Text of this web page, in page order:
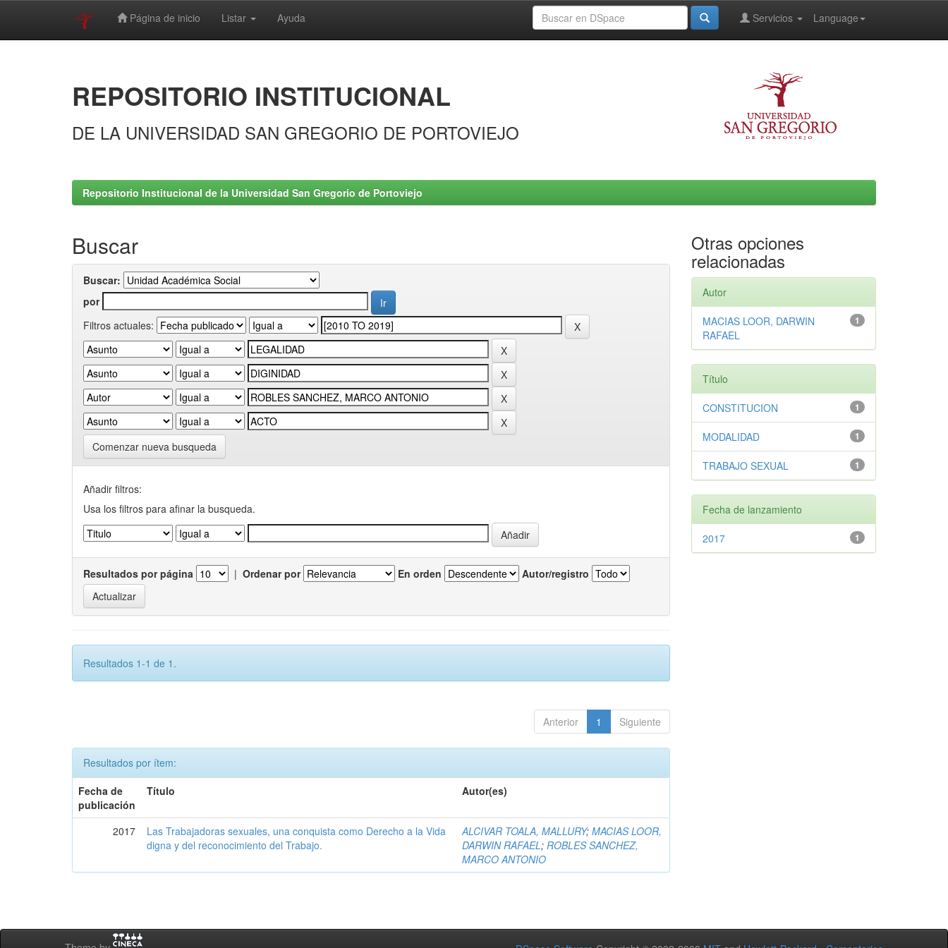
Página de inicio Listar Ayuda Language
Servicios
REPOSITORIO INSTITUCIONAL
DE LA UNIVERSIDAD SAN GREGORIO DE PORTOVIEJO
Repositorio Institucional de la Universidad San Gregorio de Portoviejo
Buscar
Buscar:
por
Filtros actuales:
Comenzar nueva busqueda
Añadir filtros:
Usa los filtros para afinar la busqueda.
Resultados por página | Ordenar por En orden Autor/registro
Resultados 1-1 de 1.
Anterior 1 Siguiente
Resultados por ítem:
Fecha de
publicación
Título Autor(es)
2017
Las Trabajadoras sexuales, una conquista como Derecho a la Vida
digna y del reconocimiento del Trabajo.
ALCIVAR TOALA, MALLURY;MACIAS LOOR,
DARWIN RAFAEL;ROBLES SANCHEZ,
MARCO ANTONIO
Otras opciones
relacionadas
Autor
1
MACIAS LOOR, DARWIN
RAFAEL
Título
1
CONSTITUCION
1
MODALIDAD
1
TRABAJO SEXUAL
Fecha de lanzamiento
1
2017